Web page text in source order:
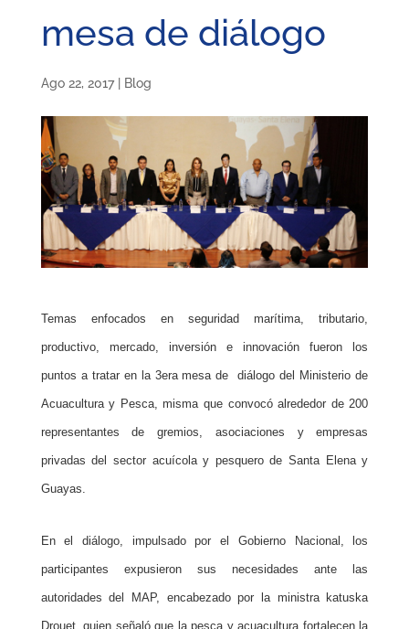
mesa de diálogo
Ago 22, 2017| Blog
Temas enfocados en seguridad marítima, tributario,
productivo, mercado, inversión e innovación fueron los
puntos a tratar en la 3era mesa de diálogo del Ministerio de
Acuacultura y Pesca, misma que convocó alrededor de 200
representantes de gremios, asociaciones y empresas
privadas del sector acuícola y pesquero de Santa Elena y
Guayas.
En el diálogo, impulsado por el Gobierno Nacional, los
participantes expusieron sus necesidades ante las
autoridades del MAP, encabezado por la ministra katuska
Drouet, quien señaló que la pesca y acuacultura fortalecen la